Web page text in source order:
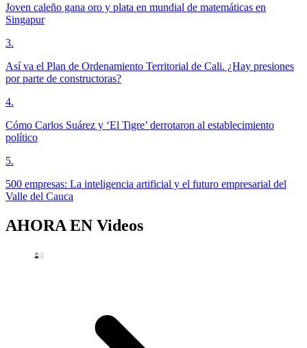
Joven caleño gana oro y plata en mundial de matemáticas en
Singapur
3.
Así va el Plan de Ordenamiento Territorial de Cali. ¿Hay presiones
por parte de constructoras?
4.
Cómo Carlos Suárez y ‘El Tigre’ derrotaron al establecimiento
político
5.
500 empresas: La inteligencia artificial y el futuro empresarial del
Valle del Cauca
AHORA EN Videos